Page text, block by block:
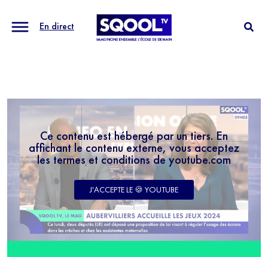
En direct
Ce contenu est hébergé par un tiers. En
affichant le contenu externe, vous acceptez
les termes et conditions de youtube.com
J'ACCEPTE LE 🍪 YOUTUBE